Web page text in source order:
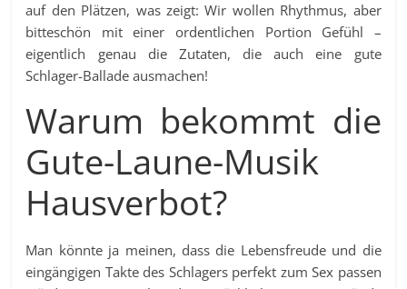
auf den Plätzen, was zeigt: Wir wollen Rhythmus, aber
bitteschön mit einer ordentlichen Portion Gefühl –
eigentlich genau die Zutaten, die auch eine gute
Schlager-Ballade ausmachen!
Warum bekommt die
Gute-Laune-Musik
Hausverbot?
Man könnte ja meinen, dass die Lebensfreude und die
eingängigen Takte des Schlagers perfekt zum Sex passen